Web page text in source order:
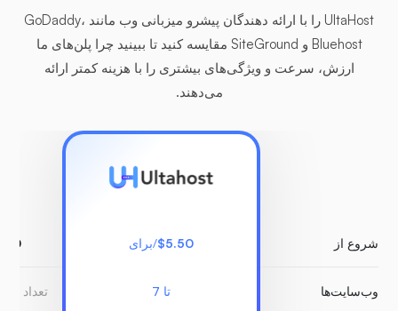
UltaHost را با ارائه دهندگان پیشرو میزبانی وب مانند GoDaddy،
Bluehost و SiteGround مقایسه کنید تا ببینید چرا پلن‌های ما
ارزش، سرعت و ویژگی‌های بیشتری را با هزینه کمتر ارائه
می‌دهند.
شروع از
وب‌سایت‌ها
$5.50/برای
تا 7 تعداد